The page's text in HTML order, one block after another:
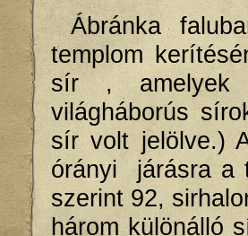
Ábránka
templom
sír , amelyek
világháborús
sír volt jelölve.)
órányi járásra a
szerint 92,
három különálló